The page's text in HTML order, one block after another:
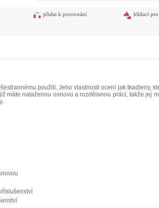
přidat k porovnání hlídací pes
použití. Jeho vlastnosti ocení jak tkadleny,
máte nataženou osnovu a rozdělanou práci, takže jej